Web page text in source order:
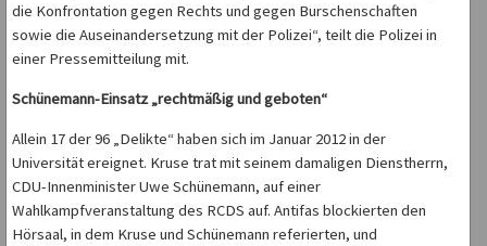
die Konfrontation gegen Rechts und gegen Burschenschaften
sowie die Auseinandersetzung mit der Polizei“, teilt die Polizei in
einer Pressemitteilung mit.
Schünemann-Einsatz „rechtmäßig und geboten“
Allein 17 der 96 „Delikte“ haben sich im Januar 2012 in der
Universität ereignet. Kruse trat mit seinem damaligen Dienstherrn,
CDU-Innenminister Uwe Schünemann, auf einer
Wahlkampfveranstaltung des RCDS auf. Antifas blockierten den
Hörsaal, in dem Kruse und Schünemann referierten, und